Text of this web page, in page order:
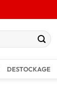
DESTOCKAGE